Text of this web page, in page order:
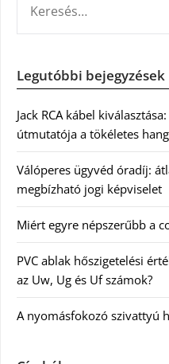
Legutóbbi bejegyzések
Jack RCA kábel
útmutatója a tökéletes
Válóperes ügyvéd óradíj:
megbízható jogi képviselet
Miért egyre népszerűbb a
PVC ablak hőszigetelési
az Uw, Ug és Uf számok?
A nyomásfokozó szivattyú